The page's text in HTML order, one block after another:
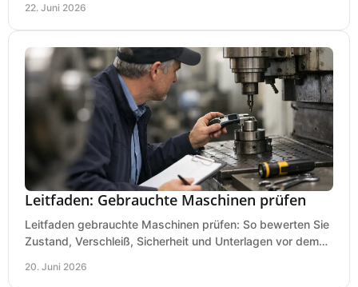
22. Juni 2026
Leitfaden: Gebrauchte Maschinen prüfen
Leitfaden gebrauchte Maschinen prüfen: So bewerten Sie
Zustand, Verschleiß, Sicherheit und Unterlagen vor dem
20. Juni 2026